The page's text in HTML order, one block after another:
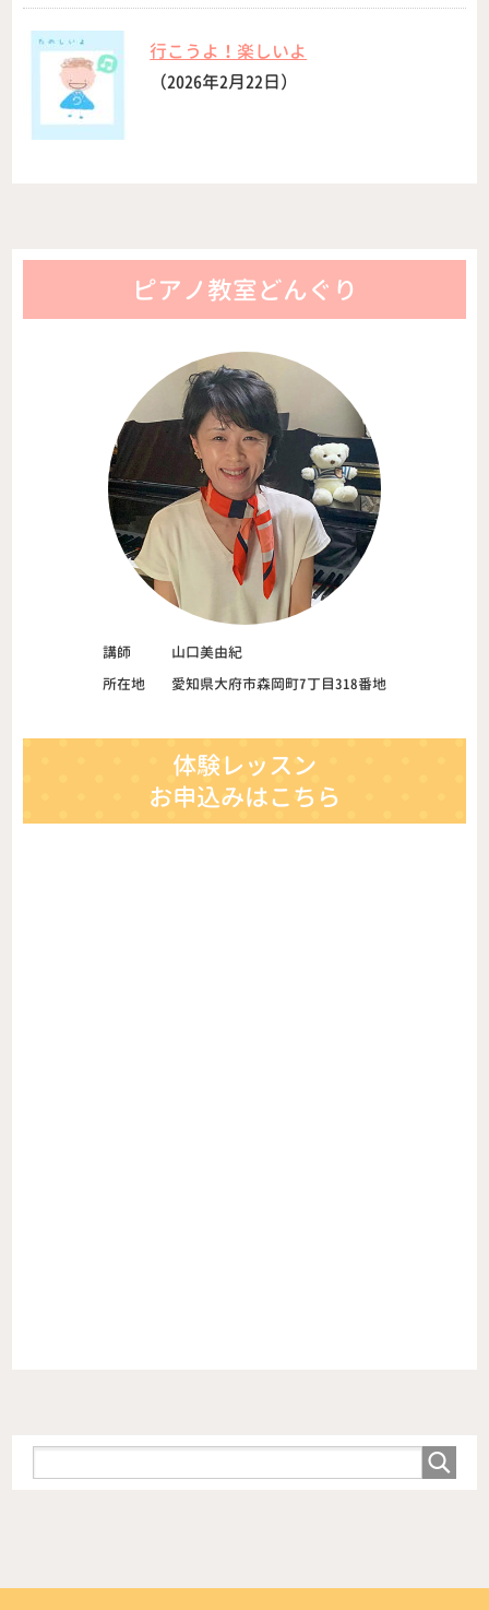
行こうよ！楽しいよ
（2026年2月22日）
ピアノ教室どんぐり
講師
山口美由紀
所在地
愛知県大府市森岡町7丁目318番地
体験レッスン
お申込みはこちら